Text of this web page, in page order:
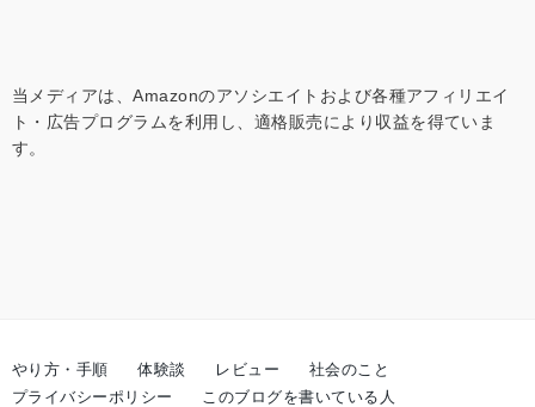
当メディアは、Amazonのアソシエイトおよび各種アフィリエイ
ト・広告プログラムを利用し、適格販売により収益を得ていま
す。
やり方・手順 体験談 レビュー
社会のこと
プライバシーポリシー
このブログを書いている人